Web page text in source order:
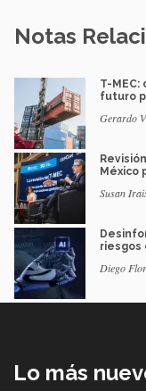
Notas
T-MEC:
futuro
Gerardo
México
Susan
riesgos
Diego
Lo más